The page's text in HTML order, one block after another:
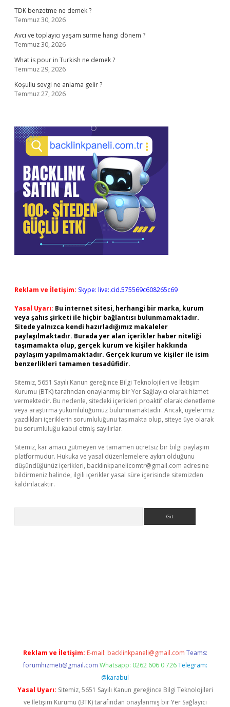
TDK benzetme ne demek ?
Temmuz 30, 2026
Avcı ve toplayıcı yaşam sürme hangi dönem ?
Temmuz 30, 2026
What is pour in Turkish ne demek ?
Temmuz 29, 2026
Koşullu sevgi ne anlama gelir ?
Temmuz 27, 2026
Reklam ve İletişim: Skype: live:.cid.575569c608265c69
Yasal Uyarı: Bu internet sitesi, herhangi bir marka, kurum
veya şahıs şirketi ile hiçbir bağlantısı bulunmamaktadır.
Sitede yalnızca kendi hazırladığımız makaleler
paylaşılmaktadır. Burada yer alan içerikler haber niteliği
taşımamakta olup, gerçek kurum ve kişiler hakkında
paylaşım yapılmamaktadır. Gerçek kurum ve kişiler ile isim
benzerlikleri tamamen tesadüfidir.
Sitemiz, 5651 Sayılı Kanun gereğince Bilgi Teknolojileri ve İletişim
Kurumu (BTK) tarafından onaylanmış bir Yer Sağlayıcı olarak hizmet
vermektedir. Bu nedenle, sitedeki içerikleri proaktif olarak denetleme
veya araştırma yükümlülüğümüz bulunmamaktadır. Ancak, üyelerimiz
yazdıkları içeriklerin sorumluluğunu taşımakta olup, siteye üye olarak
bu sorumluluğu kabul etmiş sayılırlar.
Sitemiz, kar amacı gütmeyen ve tamamen ücretsiz bir bilgi paylaşım
platformudur. Hukuka ve yasal düzenlemelere aykırı olduğunu
düşündüğünüz içerikleri, backlinkpanelicomtr@gmail.com adresine
bildirmeniz halinde, ilgili içerikler yasal süre içerisinde sitemizden
kaldırılacaktır.
Reklam ve İletişim: E-mail: backlinkpaneli@gmail.com Teams:
forumhizmeti@gmail.com Whatsapp: 0262 606 0 726 Telegram:
@karabul
Yasal Uyarı: Sitemiz, 5651 Sayılı Kanun gereğince Bilgi Teknolojileri
ve İletişim Kurumu (BTK) tarafından onaylanmış bir Yer Sağlayıcı